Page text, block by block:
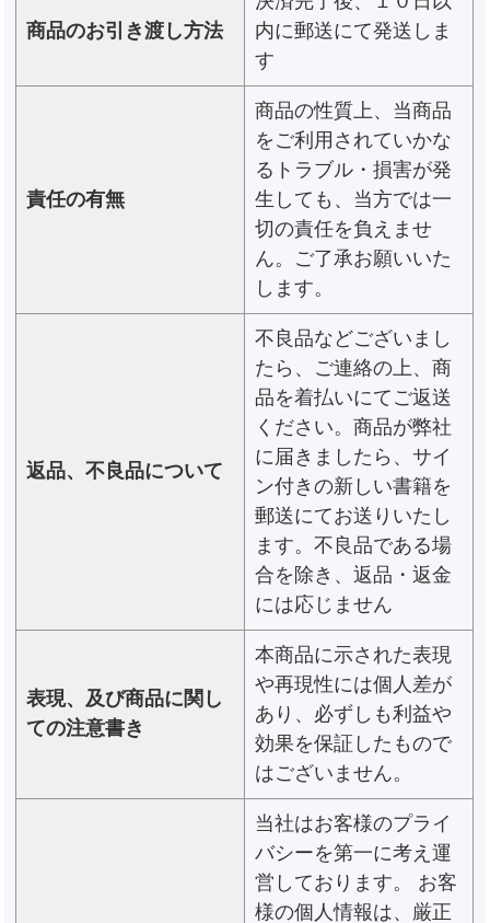
商品のお引き渡し方法
内に郵送にて発送しま
す
責任の有無
商品の性質上、当商品
をご利用されていかな
るトラブル・損害が発
生しても、当方では一
切の責任を負えませ
ん。ご了承お願いいた
します。
返品、不良品について
不良品などございまし
たら、ご連絡の上、商
品を着払いにてご返送
ください。商品が弊社
に届きましたら、サイ
ン付きの新しい書籍を
郵送にてお送りいたし
ます。不良品である場
合を除き、返品・返金
には応じません
表現、及び商品に関し
ての注意書き
本商品に示された表現
や再現性には個人差が
あり、必ずしも利益や
効果を保証したもので
はございません。
当社はお客様のプライ
バシーを第一に考え運
営しております。 お客
様の個人情報は、厳正